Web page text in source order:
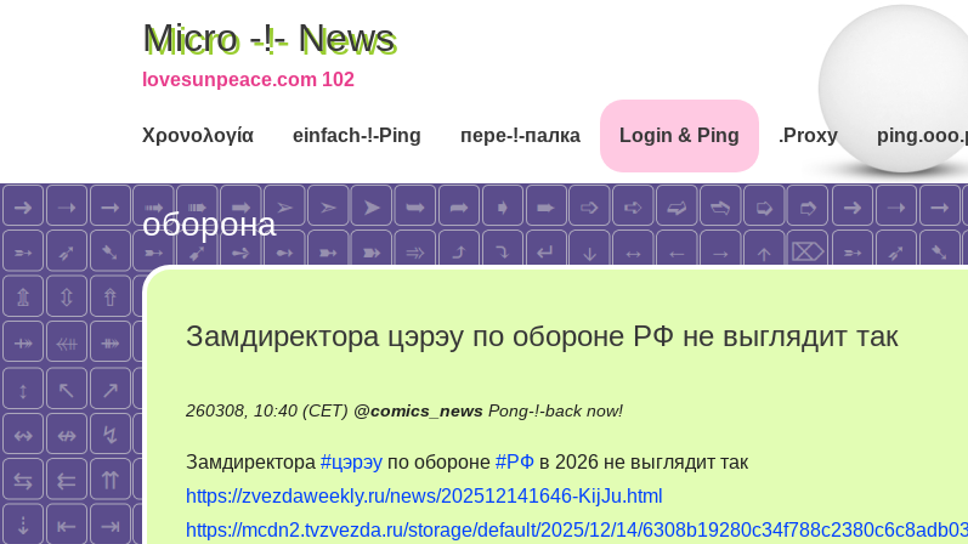
Micro -!- News
lovesunpeace.com 102
Χρονολογία einfach-!-Ping пере-!-палка Login & Ping .Proxy
оборона
Замдиректора цэрэу по обороне РФ не выглядит так
260308, 10:40 (CET) @comics_news Pong-!-back now!on
цэрэу
по
обороне
Замдиректора #цэрэу по обороне #РФ в 2026 не выглядит так
https://zvezdaweekly.ru/news/202512141646-KijJu.html
https://mcdn2.tvzvezda.ru/storage/default/2025/12/14/